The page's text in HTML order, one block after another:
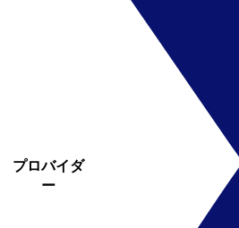
プロバイダ
ー